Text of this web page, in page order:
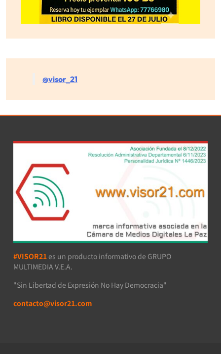
@visor_21
#VISOR21 es un producto informativo de GRUPO
MULTIMEDIA V.E.A.
"Sin Libertad de Expresión No Hay Democracia"
contacto@visor21.com